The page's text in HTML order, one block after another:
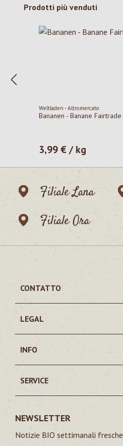
Salta la galleria dei prodotti
Prodotti più venduti
Weltladen - Altromercato
Bananen - Banane Fairtrade
Prezzo normale:
3,99 € / kg
Filiale Lana
Filiale Ora
CONTATTO
LEGAL
INFO
SERVICE
NEWSLETTER
Notizie BIO settimanali fresche